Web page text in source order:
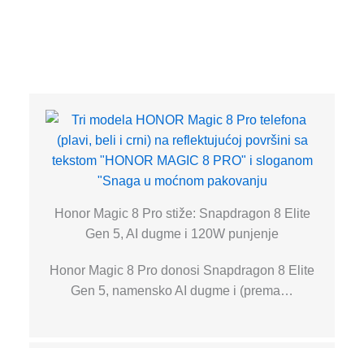
Honor Magic 8 Pro stiže: Snapdragon 8 Elite
Gen 5, AI dugme i 120W punjenje
Honor Magic 8 Pro donosi Snapdragon 8 Elite
Gen 5, namensko AI dugme i (prema…